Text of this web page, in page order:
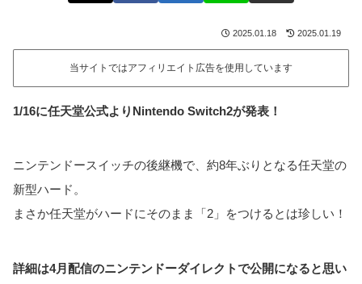
2025.01.18 2025.01.19
当サイトではアフィリエイト広告を使用しています
1/16に任天堂公式よりNintendo Switch2が発表！
ニンテンドースイッチの後継機で、約8年ぶりとなる任天堂の
新型ハード。
まさか任天堂がハードにそのまま「2」をつけるとは珍しい！
詳細は4月配信のニンテンドーダイレクトで公開になると思い